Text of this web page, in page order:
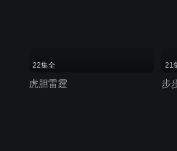
22集全
虎胆雷霆
21
步